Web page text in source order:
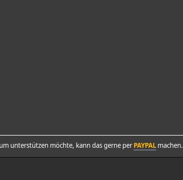
unterstützen möchte, kann das gerne perPAYPAL machen.